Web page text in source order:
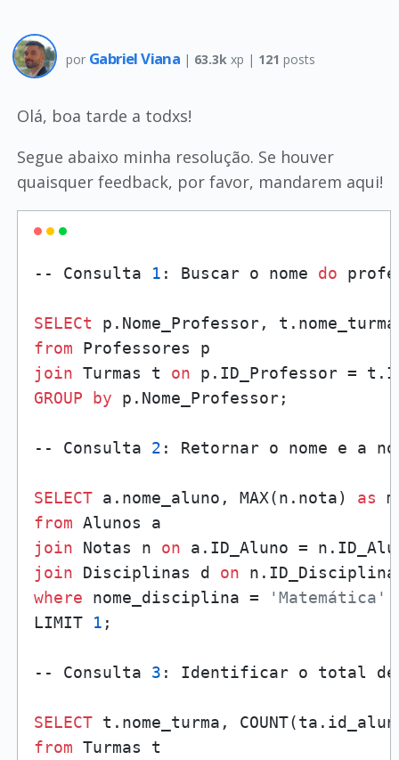
por Gabriel Viana | 63.3k xp | 121 posts
Olá, boa tarde a todxs!
Segue abaixo minha resolução. Se houver
quaisquer feedback, por favor, mandarem aqui!
-- Consulta 1 : Buscar o nome do
SELECt
from
join Turmas t on
GROUP
by p.Nome_Professor;
-- Consulta 2 : Retornar o nome e a
SELECT a.nome_aluno, MAX(n.nota) as
from
join Notas n on
join Disciplinas d on
where nome_disciplina =
'Matemática'
LIMIT 1 ;
-- Consulta 3 : Identificar o total de
SELECT t.nome_turma,
from